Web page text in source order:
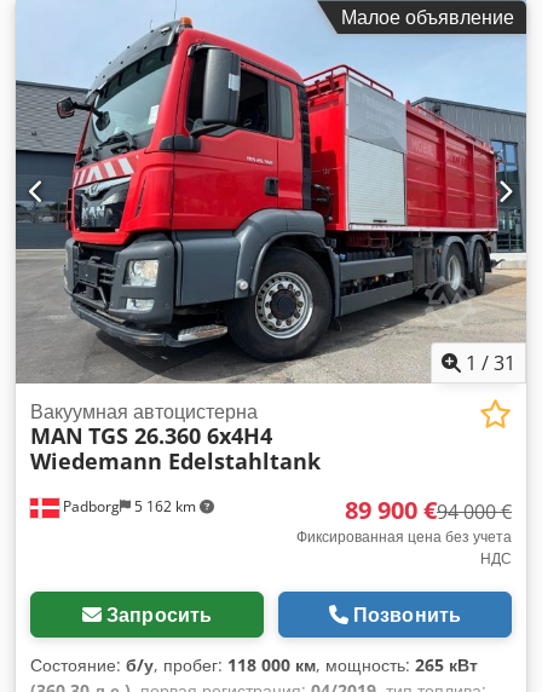
Малое объявление
1 /31
Padborg 5 162 km
Вакуумная автоцистерна
MAN TGS 26.360 6x4H4
Wiedemann Edelstahltank
89 900 €94 000 €
Фиксированная цена без учета
НДС
Запросить Позвонить
Состояние: б/у, пробег: 118 000 км, мощность: 265 кВт